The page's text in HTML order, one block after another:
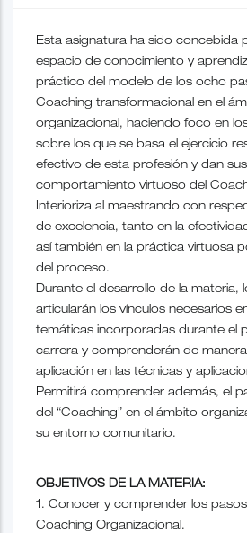
Esta asignatura ha sido concebida
espacio de conocimiento y
práctico del modelo de los ocho
Coaching transformacional en el
organizacional, haciendo foco en
sobre los que se basa el ejercicio
efectivo de esta profesión y dan
comportamiento virtuoso del
Interioriza al maestrando con
de excelencia, tanto en la
así también en la práctica virtuosa
del proceso.
Durante el desarrollo de la materia,
articularán los vínculos necesarios
temáticas incorporadas durante el
carrera y comprenderán de
aplicación en las técnicas y
Permitirá comprender además, el
del “Coaching” en el ámbito
su entorno comunitario.
OBJETIVOS DE LA MATERIA:
1. Conocer y comprender los
Coaching Organizacional.